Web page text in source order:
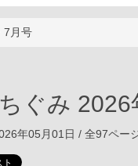
7月号
ぐみ 2026
年05月01日 / 全97ペー